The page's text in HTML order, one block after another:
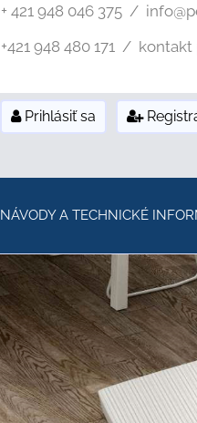
+ 421 948 046 375 /
+421 948 480 171 /
Prihlásiť sa
NÁVODY A TECHNICKÉ